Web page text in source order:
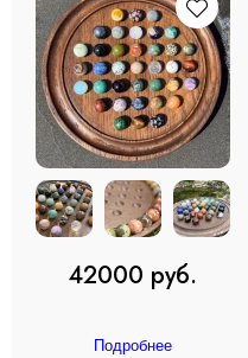
42000 руб.
Подробнее